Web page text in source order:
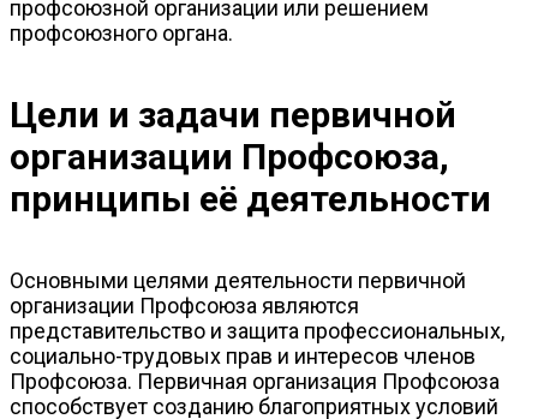
профсоюзной организации или решением
профсоюзного органа.
Цели и задачи первичной
организации Профсоюза,
принципы её деятельности
Основными целями деятельности первичной
организации Проф­союза являются
представительство и защита профессиональных,
соци­ально-трудовых прав и интересов членов
Профсоюза. Первичная органи­зация Профсоюза
способствует созданию благоприятных условий